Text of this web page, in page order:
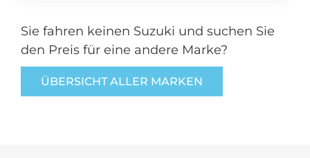
Sie fahren keinen Suzuki und suchen Sie
den Preis für eine andere Marke?
ÜBERSICHT ALLER MARKEN